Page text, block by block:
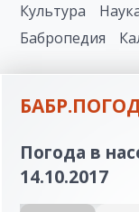
Культура
Бабропедия
Погода в
14.10.2017